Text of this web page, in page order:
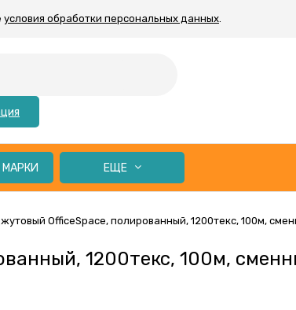
условия обработки персональных данных.
МАРКИ ЕЩЕ
OfficeSpace, полированный, 1200текс, 100м,
1200текс, 100м,